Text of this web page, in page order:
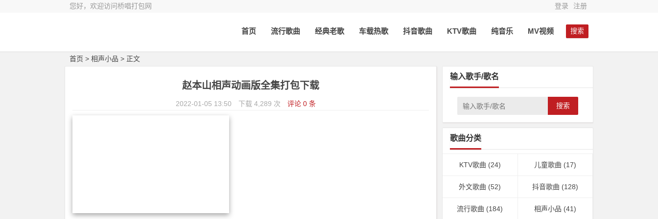
您好，欢迎访问桥唱打包网 登录 注册
搜索
首页 流行歌曲 经典老歌 车载热歌 抖音歌曲 KTV歌曲 纯音乐 MV视频
首页 > 相声小品 > 正文
赵本山相声动画版全集打包下载
2022-01-05 13:50 下载 4,289 次 评论 0 条
输入歌手/歌名
搜索
歌曲分类
KTV歌曲 (24) 儿童歌曲 (17)
外文歌曲 (52) 抖音歌曲 (128)
流行歌曲 (184) 相声小品 (41)